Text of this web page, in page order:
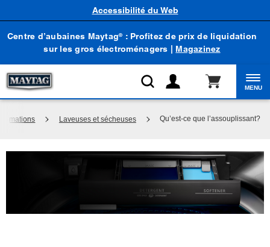
Centre d’aubaines Maytag® : Profitez de prix de liquidation
sur les gros électroménagers | Magazinez
Accessibilité du Web
MENU
Laveuses et sécheuses Qu’est-ce que l’assouplissant?